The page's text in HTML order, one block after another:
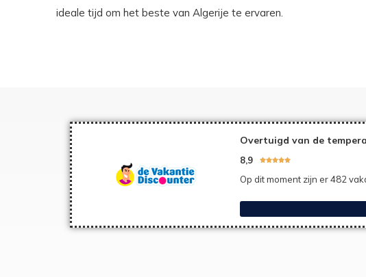
ideale tijd om het beste van Algerije te ervaren.
Overtuigd van de
8,9 
Op dit moment zijn er 482